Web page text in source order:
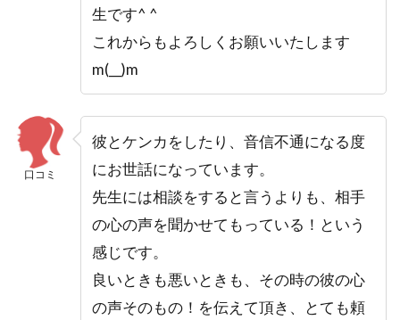
生です^ ^
これからもよろしくお願いいたします
m(__)m
口コミ
彼とケンカをしたり、音信不通になる度
にお世話になっています。
先生には相談をすると言うよりも、相手
の心の声を聞かせてもっている！という
感じです。
良いときも悪いときも、その時の彼の心
の声そのもの！を伝えて頂き、とても頼